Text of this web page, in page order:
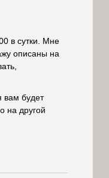
в сутки. Мне
описаны на
вам будет
на другой